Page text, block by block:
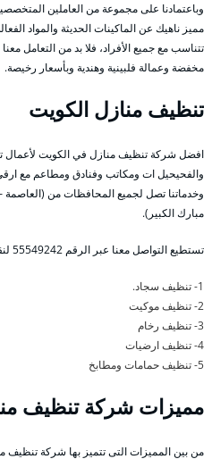
وباعتمادنا على مجموعة من العاملين
مميز ناهيك عن الماكينات الحديثة والمواد
تتناسب مع جميع الأفراد، فلا بد من التعامل
مخفضة وعمالة فلبينية وهندية وبأسعار رخيصة.
تنظيف منازل الكويت
افضل شركة تنظيف منازل في الكويت لأعمال
والفحيحيل ات ومكاتب وفنادق ومطاعم مع
وخدماتنا تصل لجميع المحافظات من (العاصمة
مبارك الكبير).
تستطيع التواصل معنا عبر الرقم 55549242 لنقدم لكم خدمات النظافة الكثيرة وأهمها:
1- تنظيف سجاد.
2- تنظيف موكيت
3- تنظيف رخام
4- تنظيف ارضيات
5- تنظيف حمامات ومطابخ
مميزات شركة تنظيف
من بين المميزات التى تتميز بها شركة